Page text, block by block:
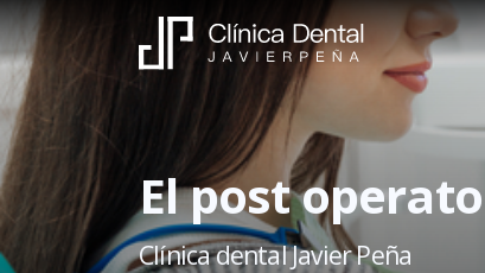
El post
Clínica dental Javier Peña